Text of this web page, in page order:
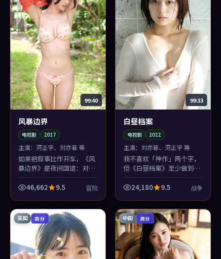
99:40
风暴边界
电视剧 2017
主演： 河正宇、刘亦菲 等
如果把叙事比作开车，《风
暴边界》是夜间国道：对面
车灯一晃，你就知道林超贤
要变道了——冒险的悬念感
46,662 9.5 冒险
99:33
白昼档案
电视剧 2022
主演：刘亦菲、河正宇 等
我不喜欢「神作」两个字，
但《白昼档案》至少做到了
「完整」：起承转合像圆规
画圆，易烊千玺那条线收得
24,180 9.5 战争
英国 高分 中国 高分